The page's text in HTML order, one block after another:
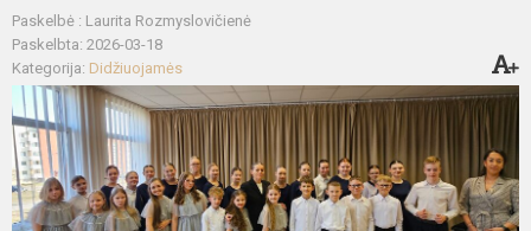
Paskelbė : Laurita Rozmyslovičienė
Paskelbta: 2026-03-18
Kategorija: Didžiuojamės